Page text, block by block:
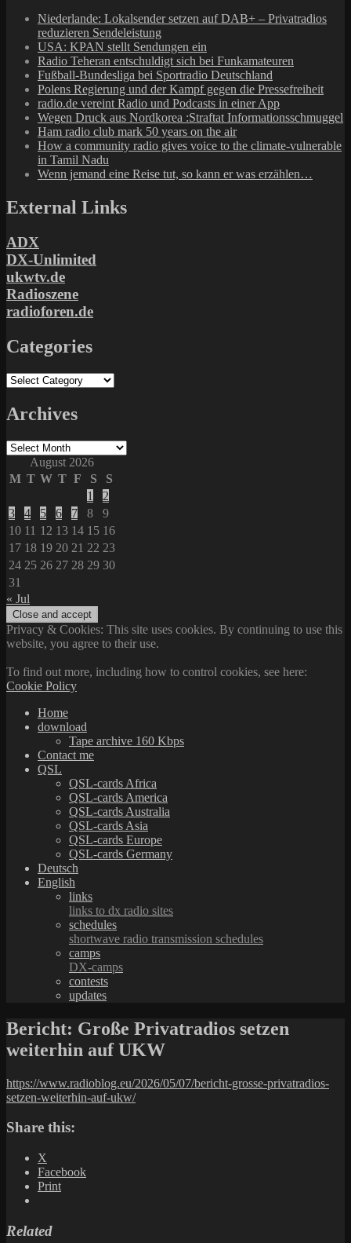
Niederlande: Lokalsender setzen auf DAB+ – Privatradios
reduzieren Sendeleistung
USA: KPAN stellt Sendungen ein
Radio Teheran entschuldigt sich bei Funkamateuren
Fußball-Bundesliga bei Sportradio Deutschland
Polens Regierung und der Kampf gegen die Pressefreiheit
radio.de vereint Radio und Podcasts in einer App
Wegen Druck aus Nordkorea :Straftat Informationsschmuggel
Ham radio club mark 50 years on the air
How a community radio gives voice to the climate-vulnerable
in Tamil Nadu
Wenn jemand eine Reise tut, so kann er was erzählen…
External Links
ADX
DX-Unlimited
ukwtv.de
Radioszene
radioforen.de
Categories
Categories
Archives
Archives
August 2026
M T W T F S
S
1
2
3
4 5 6 7 8
9
10 11 12 13 14 15 16
17 18 19 20 21 22 23
24 25 26 27 28 29 30
31
« Jul
Privacy & Cookies: This site uses cookies. By continuing to use this
website, you agree to their use.
To find out more, including how to control cookies, see here:
Cookie Policy
Home
download
Tape archive 160 Kbps
Contact me
QSL
QSL-cards Africa
QSL-cards America
QSL-cards Australia
QSL-cards Asia
QSL-cards Europe
QSL-cards Germany
Deutsch
English
links
links to dx radio sites
schedules
shortwave radio transmission schedules
camps
DX-camps
contests
updates
Bericht: Große Privatradios setzen
weiterhin auf UKW
https://www.radioblog.eu/2026/05/07/bericht-grosse-privatradios-
setzen-weiterhin-auf-ukw/
Share this:
X
Facebook
Print
Related